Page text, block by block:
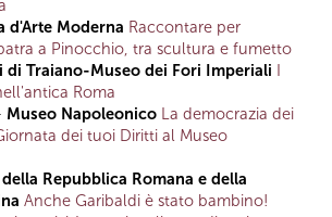
d'Arte Moderna Raccontare per
a Pinocchio, tra scultura e fumetto
di Traiano-Museo dei Fori Imperiali I
Roma
Museo Napoleonico La democrazia dei
dei tuoi Diritti al Museo
Repubblica Romana e della
Anche Garibaldi è stato bambino!